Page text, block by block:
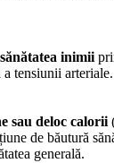
inimii
a tensiunii arteriale.
sau deloc calorii
de băutură
generală.